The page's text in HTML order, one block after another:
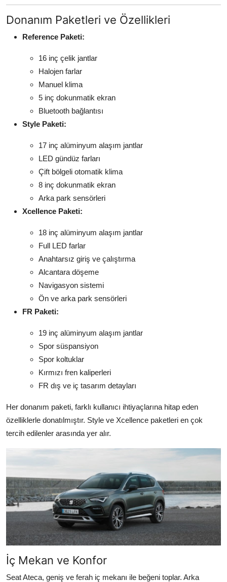
Donanım Paketleri ve Özellikleri
Reference Paketi:
16 inç çelik jantlar
Halojen farlar
Manuel klima
5 inç dokunmatik ekran
Bluetooth bağlantısı
Style Paketi:
17 inç alüminyum alaşım jantlar
LED gündüz farları
Çift bölgeli otomatik klima
8 inç dokunmatik ekran
Arka park sensörleri
Xcellence Paketi:
18 inç alüminyum alaşım jantlar
Full LED farlar
Anahtarsız giriş ve çalıştırma
Alcantara döşeme
Navigasyon sistemi
Ön ve arka park sensörleri
FR Paketi:
19 inç alüminyum alaşım jantlar
Spor süspansiyon
Spor koltuklar
Kırmızı fren kaliperleri
FR dış ve iç tasarım detayları
Her donanım paketi, farklı kullanıcı ihtiyaçlarına hitap eden
özelliklerle donatılmıştır. Style ve Xcellence paketleri en çok
tercih edilenler arasında yer alır.
İç Mekan ve Konfor
Seat Ateca, geniş ve ferah iç mekanı ile beğeni toplar. Arka